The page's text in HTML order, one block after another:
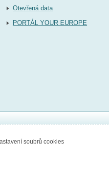
Otevřená data
PORTÁL YOUR EUROPE
soubrů cookies